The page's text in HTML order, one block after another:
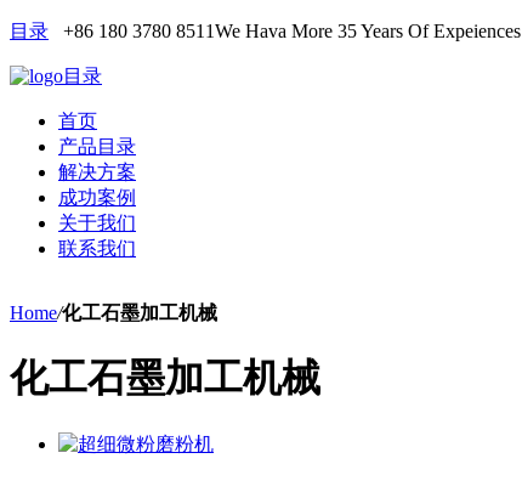
目录 +86 180 3780 8511We Hava More 35 Years Of Expeiences
目录
首页
产品目录
解决方案
成功案例
关于我们
联系我们
Home/化工石墨加工机械
化工石墨加工机械